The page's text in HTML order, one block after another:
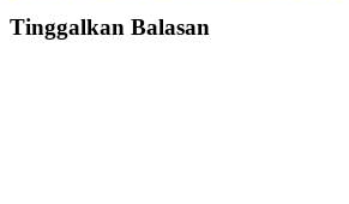
Tinggalkan Balasan